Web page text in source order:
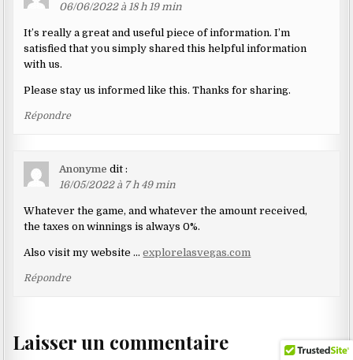
06/06/2022 à 18 h 19 min
It’s really a great and useful piece of information. I’m
satisfied that you simply shared this helpful information
with us.
Please stay us informed like this. Thanks for sharing.
Répondre
Anonyme dit :
16/05/2022 à 7 h 49 min
Whatever the game, and whatever the amount received,
the taxes on winnings is always 0%.
Also visit my website …explorelasvegas.com
Répondre
Laisser un commentaire